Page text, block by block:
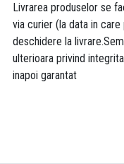
Livrarea produselor se
via curier (la data in
deschidere la
ulterioara privind
inapoi garantat